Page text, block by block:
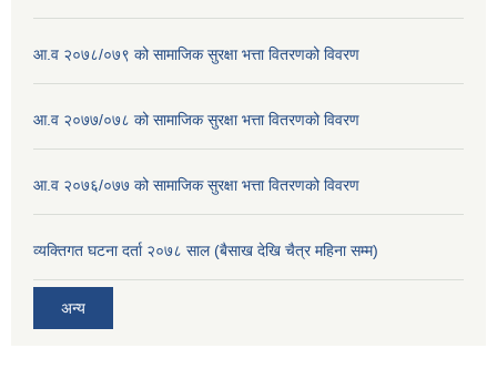
आ.व २०७८/०७९ को सामाजिक सुरक्षा भत्ता वितरणको विवरण
आ.व २०७७/०७८ को सामाजिक सुरक्षा भत्ता वितरणको विवरण
आ.व २०७६/०७७ को सामाजिक सुरक्षा भत्ता वितरणको विवरण
व्यक्तिगत घटना दर्ता २०७८ साल (बैसाख देखि चैत्र महिना सम्म)
अन्य